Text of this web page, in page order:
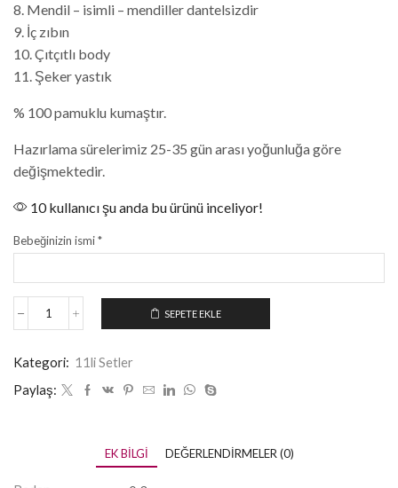
8. Mendil – isimli – mendiller dantelsizdir
9. İç zıbın
10. Çıtçıtlı body
11. Şeker yastık
% 100 pamuklu kumaştır.
Hazırlama sürelerimiz 25-35 gün arası yoğunluğa göre
değişmektedir.
10 kullanıcı şu anda bu ürünü inceliyor!
Bebeğinizin ismi*
SEPETE EKLE
Kategori: 11li Setler
Paylaş:
EK BILGI DEĞERLENDIRMELER (0)